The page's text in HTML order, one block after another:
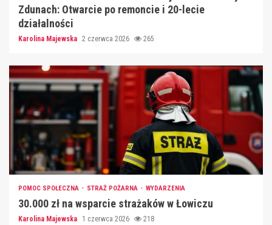
Zdunach: Otwarcie po remoncie i 20-lecie
działalności
Karolina Majewska 2 czerwca 2026 265
POMOC SPOŁECZNA STRAŻ POŻARNA WYDARZENIA
30.000 zł na wsparcie strażaków w Łowiczu
Karolina Majewska 1 czerwca 2026 218